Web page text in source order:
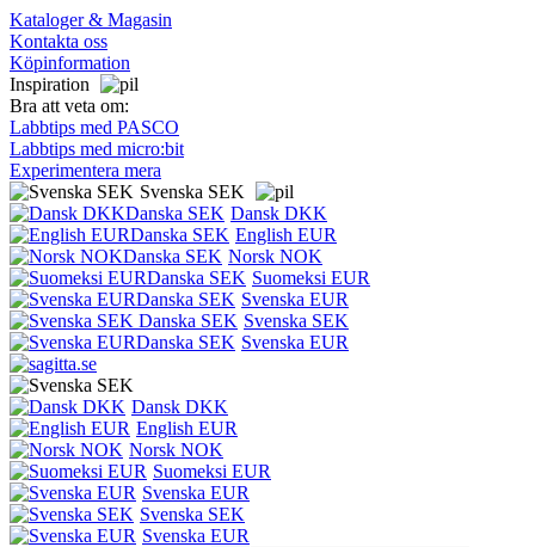
Kataloger & Magasin
Kontakta oss
Köpinformation
Inspiration
Bra att veta om:
Labbtips med PASCO
Labbtips med micro:bit
Experimentera mera
Svenska SEK
Dansk DKK
English EUR
Norsk NOK
Suomeksi EUR
Svenska EUR
Svenska SEK
Svenska EUR
Dansk DKK
English EUR
Norsk NOK
Suomeksi EUR
Svenska EUR
Svenska SEK
Svenska EUR